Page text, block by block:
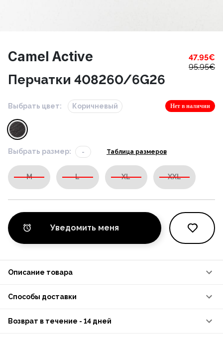
Camel Active 47.95€
95.95€
Перчатки 408260/6G26
Выбрать цвет: Коричневый Нет в наличии
Выбрать размер: - Таблица размеров
M L XL XXL
Уведомить меня
Описание товара
Способы доставки
Возврат в течение - 14 дней